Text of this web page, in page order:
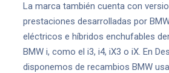
La marca también cuenta con
prestaciones desarrolladas por
eléctricos e híbridos enchufables
BMW i, como el i3, i4, iX3 o iX. En
disponemos de recambios BMW